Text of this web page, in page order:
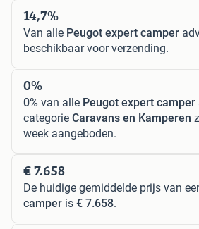
14,7%
Van alle Peugot expert camper
beschikbaar voor verzending.
0%
0% van alle Peugot expert camper
categorie Caravans en Kamperen
week aangeboden.
€ 7.658
De huidige gemiddelde prijs van
camper is € 7.658.